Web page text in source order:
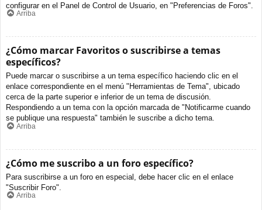
configurar en el Panel de Control de Usuario, en "Preferencias de Foros".
Arriba
¿Cómo marcar Favoritos o suscribirse a temas
específicos?
Puede marcar o suscribirse a un tema específico haciendo clic en el
enlace correspondiente en el menú "Herramientas de Tema", ubicado
cerca de la parte superior e inferior de un tema de discusión.
Respondiendo a un tema con la opción marcada de "Notificarme cuando
se publique una respuesta" también le suscribe a dicho tema.
Arriba
¿Cómo me suscribo a un foro específico?
Para suscribirse a un foro en especial, debe hacer clic en el enlace
"Suscribir Foro".
Arriba